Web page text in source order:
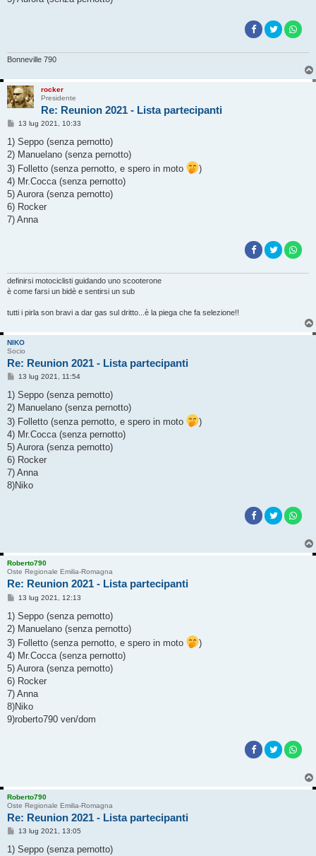
Bonneville 790
rocker
Presidente
Re: Reunion 2021 - Lista partecipanti
M
s
a
g
g
o
13 lug 2021, 10:33
1) Seppo (senza pernotto)
2) Manuelano (senza pernotto)
3) Folletto (senza pernotto, e spero in moto
)
4) Mr.Cocca (senza pernotto)
5) Aurora (senza pernotto)
6) Rocker
7) Anna
definirsi motociclisti guidando uno scooterone
è come farsi un bidè e sentirsi un sub
tutti i pirla son bravi a dar gas sul dritto...è la piega che fa selezione!!
NIKO
Socio
Re: Reunion 2021 - Lista partecipanti
M
s
a
g
g
o
13 lug 2021, 11:54
1) Seppo (senza pernotto)
2) Manuelano (senza pernotto)
3) Folletto (senza pernotto, e spero in moto
)
4) Mr.Cocca (senza pernotto)
5) Aurora (senza pernotto)
6) Rocker
7) Anna
8)Niko
Roberto790
Oste Regionale Emilia-Romagna
Re: Reunion 2021 - Lista partecipanti
M
s
a
g
g
o
13 lug 2021, 12:13
1) Seppo (senza pernotto)
2) Manuelano (senza pernotto)
3) Folletto (senza pernotto, e spero in moto
)
4) Mr.Cocca (senza pernotto)
5) Aurora (senza pernotto)
6) Rocker
7) Anna
8)Niko
9)roberto790 ven/dom
Roberto790
Oste Regionale Emilia-Romagna
Re: Reunion 2021 - Lista partecipanti
M
s
13 lug 2021, 13:05
1) Seppo (senza pernotto)